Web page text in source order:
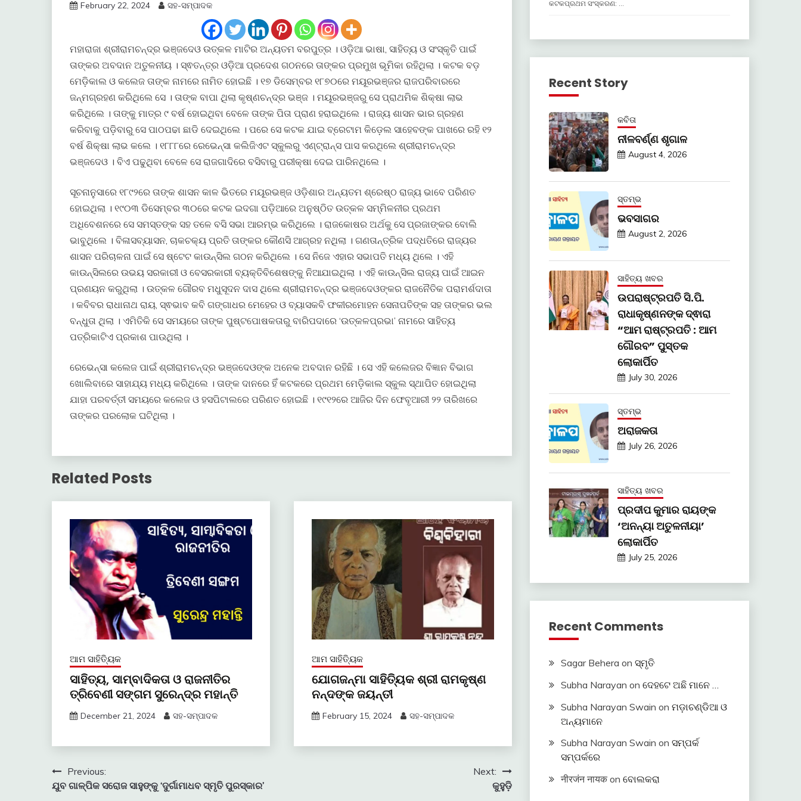
February 22, 2024 ସହ-ସମ୍ପାଦକ
ମହାରାଜା ଶ୍ରୀରାମଚନ୍ଦ୍ର ଭଞ୍ଜଦେଓ ଉତ୍କଳ ମାଟିର ଅନ୍ୟତମ ବରପୁତ୍ର । ଓଡ଼ିଆ ଭାଷା, ସାହିତ୍ୟ ଓ ସଂସ୍କୃତି ପାଇଁ
ତାଙ୍କର ଅବଦାନ ଅତୁଳନୀୟ । ସ୍ଵତନ୍ତ୍ର ଓଡ଼ିଆ ପ୍ରଦେଶ ଗଠନରେ ତାଙ୍କର ପ୍ରମୁଖ ଭୂମିକା ରହିଥିଲା । କଟକ ବଡ଼
ମେଡ଼ିକାଲ ଓ କଲେଜ ତାଙ୍କ ନାମରେ ନାମିତ ହୋଇଛି । ୧୭ ଡିସେମ୍ବର ୧୮୭୦ରେ ମୟୂରଭଞ୍ଜର ରାଜପରିବାରରେ
ଜନ୍ମଗ୍ରହଣ କରିଥିଲେ ସେ । ତାଙ୍କ ବାପା ଥିଲା କୃଷ୍ଣଚନ୍ଦ୍ର ଭଞ୍ଜ । ମୟୂରଭଞ୍ଜରୁ ସେ ପ୍ରାଥମିକ ଶିକ୍ଷା ଲାଭ
କରିଥିଲେ । ତାଙ୍କୁ ମାତ୍ର ୯ ବର୍ଷ ହୋଇଥିବା ବେଳେ ତାଙ୍କ ପିତା ପ୍ରାଣ ହରାଇଥିଲେ । ରାଜ୍ୟ ଶାସନ ଭାର ଗ୍ରହଣ
କରିବାକୁ ପଡ଼ିବାରୁ ସେ ପାଠପଢା ଛାଡି ଦେଇଥିଲେ । ପରେ ସେ କଟକ ଯାଇ ବ୍ରେଟାମ କିଡ଼େଲ ସାହେବଙ୍କ ପାଖରେ ରହି ୧୨
ବର୍ଷ ଶିକ୍ଷା ଲାଭ କଲେ । ୧୮୮୮ରେ ରେଭେନ୍ସା କଲିଜିଏଟ ସ୍କୁଲରୁ ଏଣ୍ଟ୍ରାନ୍ସ ପାସ କରଥିଲେ ଶ୍ରୀରାମଚନ୍ଦ୍ର
ଭଞ୍ଜଦେଓ । ବିଏ ପଢୁଥିବା ବେଳେ ସେ ରାଜଗାଦିରେ ବସିବାରୁ ପରୀକ୍ଷା ଦେଇ ପାରିନଥିଲେ ।
ସୂଚନାନୁସାରେ ୧୮୯୨ରେ ତାଙ୍କ ଶାସନ କାଳ ଭିତରେ ମୟୂରଭଞ୍ଜ ଓଡ଼ିଶାର ଅନ୍ୟତମ ଶ୍ରେଷ୍ଠ ରାଜ୍ୟ ଭାବେ ପରିଣତ
ହୋଇଥିଲା । ୧୯୦୩ ଡିସେମ୍ବର ୩୦ରେ କଟକ ଇଦଗା ପଡ଼ିଆରେ ଅନୁଷ୍ଠିତ ଉତ୍କଳ ସମ୍ମିଳନୀର ପ୍ରଥମ
ଅଧିବେଶନରେ ସେ ସମସ୍ତଙ୍କ ସହ ତଳେ ବସି ସଭା ଆରମ୍ଭ କରିଥିଲେ । ରାଜକୋଷର ଅର୍ଥକୁ ସେ ପ୍ରଜାଙ୍କର ବୋଲି
ଭାବୁଥିଲେ । ବିଳାସବ୍ୟାସନ, ଚାକଚକ୍ୟ ପ୍ରତି ତାଙ୍କର କୌଣସି ଆଗ୍ରହ ନଥିଲା । ଗଣତାନ୍ତ୍ରିକ ପଦ୍ଧତିରେ ରାଜ୍ୟର
ଶାସନ ପରିଚାଳନା ପାଇଁ ସେ ଷ୍ଟେଟ କାଉନ୍ସିଲ ଗଠନ କରିଥିଲେ । ସେ ନିଜେ ଏହାର ସଭାପତି ମଧ୍ୟ ଥିଲେ । ଏହି
କାଉନ୍ସିଲରେ ଉଭୟ ସରକାରୀ ଓ ବେସରକାରୀ ବ୍ୟକ୍ତିବିଶେଷଙ୍କୁ ନିଆଯାଇଥିଲା । ଏହି କାଉନ୍ସିଲ ରାଜ୍ୟ ପାଇଁ ଆଇନ
ପ୍ରଣୟନ କରୁଥିଲା । ଉତ୍କଳ ଗୌରବ ମଧୁସୂଦନ ଦାସ ଥିଲେ ଶ୍ରୀରାମଚନ୍ଦ୍ର ଭଞ୍ଜଦେଓଙ୍କର ରାଜନୈତିକ ପରାମର୍ଶଦାତା
। କବିବର ରାଧାନାଥ ରାୟ, ସ୍ଵଭାବ କବି ଗଙ୍ଗାଧର ମେହେର ଓ ବ୍ୟାସକବି ଫକୀରମୋହନ ସେନାପତିଙ୍କ ସହ ତାଙ୍କର ଭଲ
ବନ୍ଧୁତା ଥିଲା । ଏମିତିକି ସେ ସମୟରେ ତାଙ୍କ ପୁଷ୍ଟପୋଷକତାରୁ ବାରିପଦାରେ ‘ଉତ୍କଳପ୍ରଭା’ ନାମରେ ସାହିତ୍ୟ
ପତ୍ରିକାଟିଏ ପ୍ରକାଶ ପାଉଥିଲା ।
ରେଭେନ୍ସା କଲେଜ ପାଇଁ ଶ୍ରୀରାମଚନ୍ଦ୍ର ଭଞ୍ଜଦେଓଙ୍କ ଅନେକ ଅବଦାନ ରହିଛି । ସେ ଏହି କଲେଜର ବିଜ୍ଞାନ ବିଭାଗ
ଖୋଲିବାରେ ସାହାଯ୍ୟ ମଧ୍ୟ କରିଥିଲେ । ତାଙ୍କ ଦାନରେ ହିଁ କଟକରେ ପ୍ରଥମ ମେଡ଼ିକାଲ ସ୍କୁଲ ସ୍ଥାପିତ ହୋଇଥିଲା
ଯାହା ପରବର୍ତ୍ତୀ ସମୟରେ କଲେଜ ଓ ହସପିଟାଲରେ ପରିଣତ ହୋଇଛି । ୧୯୧୨ରେ ଆଜିର ଦିନ ଫେବୃଆରୀ ୨୨ ତାରିଖରେ
ତାଙ୍କର ପରଲୋକ ଘଟିଥିଲା ।
Related Posts
ଆମ ସାହିତ୍ୟିକ
ସାହିତ୍ୟ, ସାମ୍ବାଦିକତା ଓ ରାଜନୀତିର
ତ୍ରିବେଣୀ ସଙ୍ଗମ ସୁରେନ୍ଦ୍ର ମହାନ୍ତି
December 21, 2024 ସହ-ସମ୍ପାଦକ
ଆମ ସାହିତ୍ୟିକ
ଯୋଗଜନ୍ମା ସାହିତ୍ୟିକ ଶ୍ରୀ ରାମକୃଷ୍ଣ
ନନ୍ଦଙ୍କ ଜୟନ୍ତୀ
February 15, 2024 ସହ-ସମ୍ପାଦକ
Post
navigation
Previous:
ଯୁବ ଗାଳ୍ପିକ ସରୋଜ ସାହୁଙ୍କୁ ‘ଦୁର୍ଗାମାଧବ ସ୍ମୃତି ପୁରସ୍କାର’
Next:
କୁହୁଡ଼ି
କଟକପ୍ରଥମ ସଂସ୍କରଣ: …
Recent Story
କବିତା
ନୀଳବର୍ଣ୍ଣ ଶୃଗାଳ
August 4, 2026
ସ୍ତମ୍ଭ
ଭବସାଗର
August 2, 2026
ସାହିତ୍ୟ ଖବର
ଉପରାଷ୍ଟ୍ରପତି ସି.ପି.
ରାଧାକୃଷ୍ଣନଙ୍କ ଦ୍ଵାରା
“ଆମ ରାଷ୍ଟ୍ରପତି : ଆମ
ଗୌରବ” ପୁସ୍ତକ
ଲୋକାର୍ପିତ
July 30, 2026
ସ୍ତମ୍ଭ
ଅରାଜକତା
July 26, 2026
ସାହିତ୍ୟ ଖବର
ପ୍ରଦୀପ କୁମାର ରାୟଙ୍କ
‘ଅନନ୍ୟା ଅତୁଳନୀୟା’
ଲୋକାର୍ପିତ
July 25, 2026
Recent Comments
Sagar Behera on ସ୍ମୃତି
Subha Narayan on ଦେହଟେ ଅଛି ମାନେ …
Subha Narayan Swain on ମଡ଼ାଚଣ୍ଡିଆ ଓ
ଅନ୍ୟମାନେ
Subha Narayan Swain on ସମ୍ପର୍କ
ସମ୍ପର୍କରେ
नीरजंन नायकon ବୋଲକରା